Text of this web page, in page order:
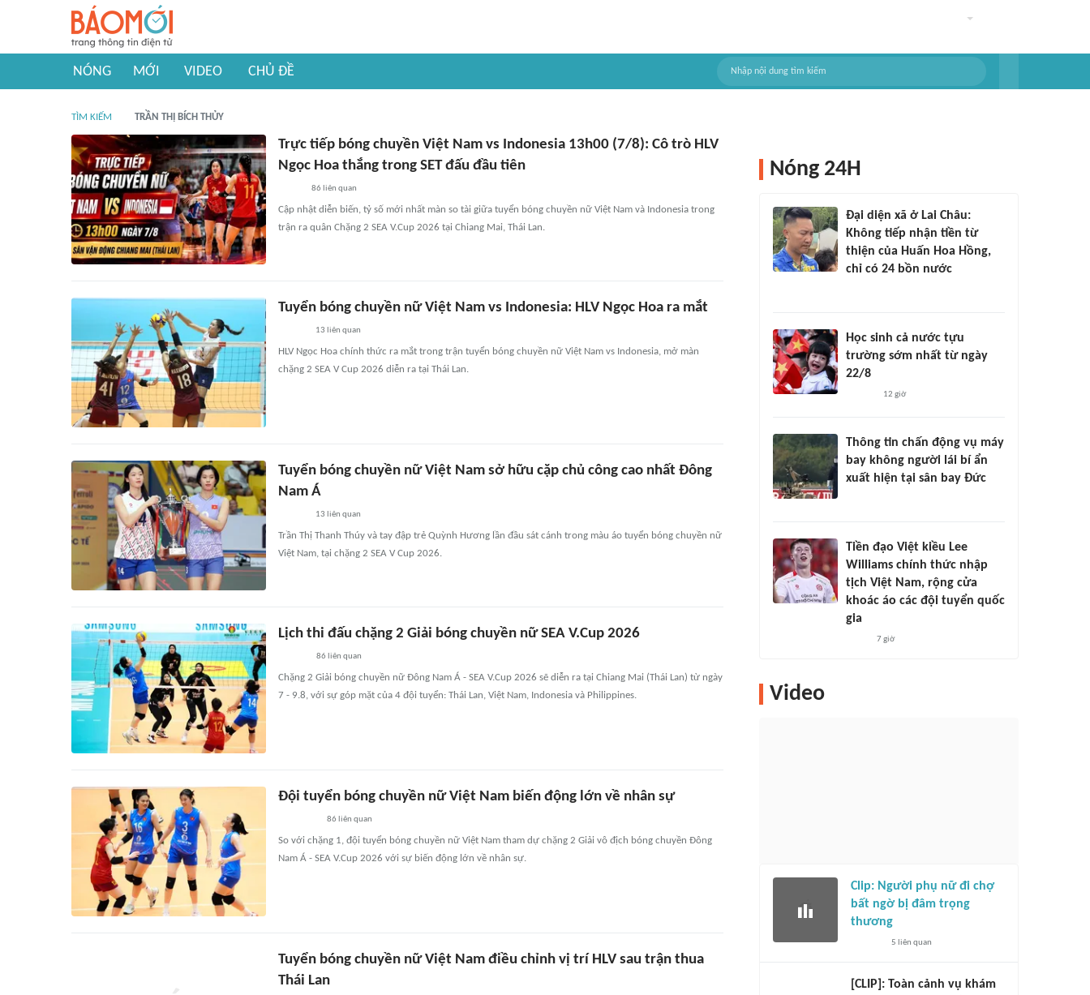
NÓNG MỚI VIDEO CHỦ ĐỀ
TÌM KIẾM TRẦN THỊ BÍCH THỦY
Trực tiếp bóng chuyền Việt Nam vs Indonesia 13h00 (7/8): Cô trò HLV
Ngọc Hoa thắng trong SET đấu đầu tiên
86 liên quan
Cập nhật diễn biến, tỷ số mới nhất màn so tài giữa tuyển bóng chuyền nữ Việt Nam và Indonesia trong
trận ra quân Chặng 2 SEA V.Cup 2026 tại Chiang Mai, Thái Lan.
Tuyển bóng chuyền nữ Việt Nam vs Indonesia: HLV Ngọc Hoa ra mắt
13 liên quan
HLV Ngọc Hoa chính thức ra mắt trong trận tuyển bóng chuyền nữ Việt Nam vs Indonesia, mở màn
chặng 2 SEA V Cup 2026 diễn ra tại Thái Lan.
Tuyển bóng chuyền nữ Việt Nam sở hữu cặp chủ công cao nhất Đông
Nam Á
13 liên quan
Trần Thị Thanh Thúy và tay đập trẻ Quỳnh Hương lần đầu sát cánh trong màu áo tuyển bóng chuyền nữ
Việt Nam, tại chặng 2 SEA V Cup 2026.
Lịch thi đấu chặng 2 Giải bóng chuyền nữ SEA V.Cup 2026
86 liên quan
Chặng 2 Giải bóng chuyền nữ Đông Nam Á - SEA V.Cup 2026 sẽ diễn ra tại Chiang Mai (Thái Lan) từ ngày
7 - 9.8, với sự góp mặt của 4 đội tuyển: Thái Lan, Việt Nam, Indonesia và Philippines.
Đội tuyển bóng chuyền nữ Việt Nam biến động lớn về nhân sự
86 liên quan
So với chặng 1, đội tuyển bóng chuyền nữ Việt Nam tham dự chặng 2 Giải vô địch bóng chuyền Đông
Nam Á - SEA V.Cup 2026 với sự biến động lớn về nhân sự.
Tuyển bóng chuyền nữ Việt Nam điều chỉnh vị trí HLV sau trận thua
Thái Lan
Nóng 24H
Đại diện xã ở Lai Châu:
Không tiếp nhận tiền từ
thiện của Huấn Hoa Hồng,
chỉ có 24 bồn nước
Học sinh cả nước tựu
trường sớm nhất từ ngày
22/8
12 giờ
Thông tin chấn động vụ máy
bay không người lái bí ẩn
xuất hiện tại sân bay Đức
Tiền đạo Việt kiều Lee
Williams chính thức nhập
tịch Việt Nam, rộng cửa
khoác áo các đội tuyển quốc
gia
7 giờ
Video
Clip: Người phụ nữ đi chợ
bất ngờ bị đâm trọng
thương
5 liên quan
[CLIP]: Toàn cảnh vụ khám